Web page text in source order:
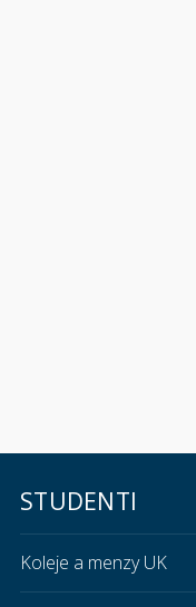
STUDENTI
Koleje a menzy UK